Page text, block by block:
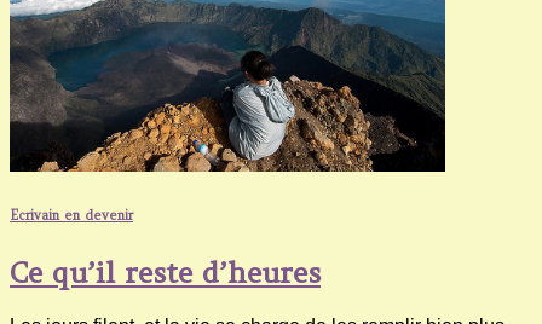
Ecrivain en devenir
Ce qu’il reste d’heures